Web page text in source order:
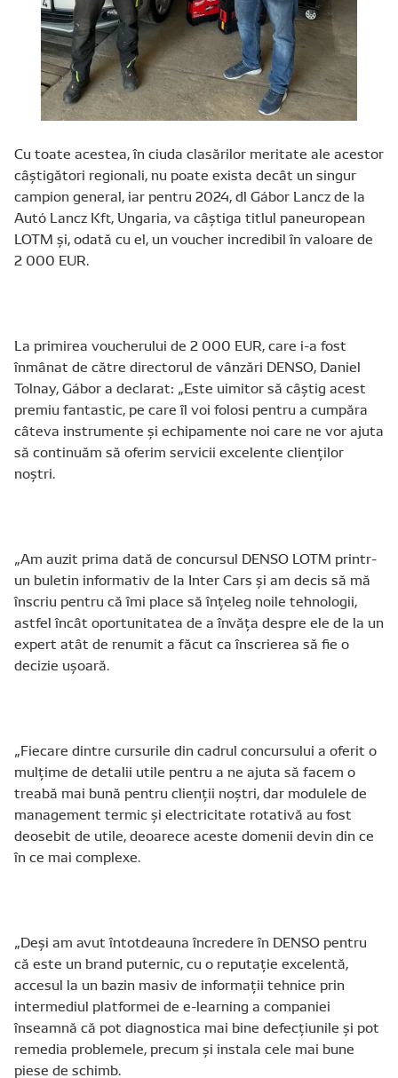
Cu toate acestea, în ciuda clasărilor meritate ale acestor
câștigători regionali, nu poate exista decât un singur
campion general, iar pentru 2024, dl Gábor Lancz de la
Autó Lancz Kft, Ungaria, va câștiga titlul paneuropean
LOTM și, odată cu el, un voucher incredibil în valoare de
2 000 EUR.
La primirea voucherului de 2 000 EUR, care i-a fost
înmânat de către directorul de vânzări DENSO, Daniel
Tolnay, Gábor a declarat: „Este uimitor să câștig acest
premiu fantastic, pe care îl voi folosi pentru a cumpăra
câteva instrumente și echipamente noi care ne vor ajuta
să continuăm să oferim servicii excelente clienților
noștri.
„Am auzit prima dată de concursul DENSO LOTM printr-
un buletin informativ de la Inter Cars și am decis să mă
înscriu pentru că îmi place să înțeleg noile tehnologii,
astfel încât oportunitatea de a învăța despre ele de la un
expert atât de renumit a făcut ca înscrierea să fie o
decizie ușoară.
„Fiecare dintre cursurile din cadrul concursului a oferit o
mulțime de detalii utile pentru a ne ajuta să facem o
treabă mai bună pentru clienții noștri, dar modulele de
management termic și electricitate rotativă au fost
deosebit de utile, deoarece aceste domenii devin din ce
în ce mai complexe.
„Deși am avut întotdeauna încredere în DENSO pentru
că este un brand puternic, cu o reputație excelentă,
accesul la un bazin masiv de informații tehnice prin
intermediul platformei de e-learning a companiei
înseamnă că pot diagnostica mai bine defecțiunile și pot
remedia problemele, precum și instala cele mai bune
piese de schimb.